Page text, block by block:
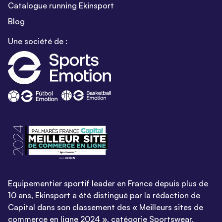
Catalogue running Ekinsport
Blog
Une société de :
Equipementier sportif leader en France depuis plus de
10 ans, Ekinsport a été distingué par la rédaction de
Capital dans son classement des « Meilleurs sites de
commerce en ligne 2024 », catégorie Sportswear.